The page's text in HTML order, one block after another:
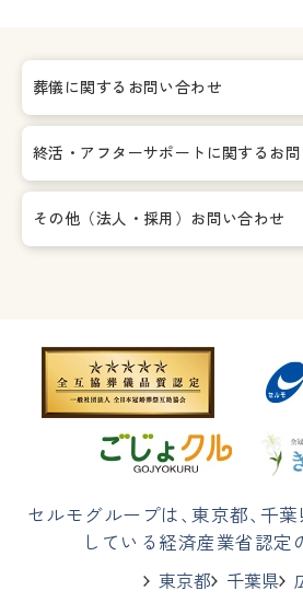
葬儀に関するお問い合わせ
終活・アフターサポートに関する お
その他（法人・採用）お問い合わせ
セルモグループは、東京都、 千葉
している経済産業省認定
東京都
千葉県